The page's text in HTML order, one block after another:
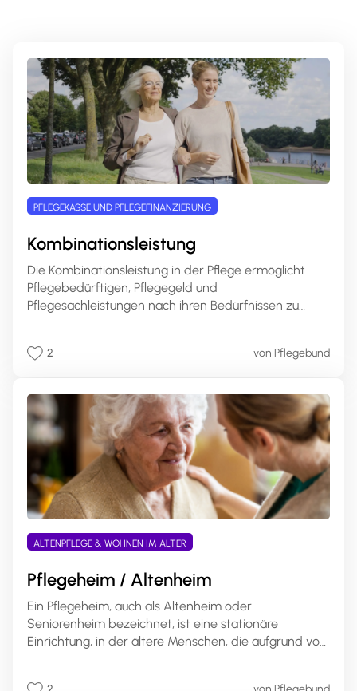
PFLEGEKASSE UND PFLEGEFINANZIERUNG
Kombinationsleistung
Die Kombinationsleistung in der Pflege ermöglicht
Pflegebedürftigen, Pflegegeld und
Pflegesachleistungen nach ihren Bedürfnissen zu
des Pflegegeldes selbst wählen. Ein Antrag bei der
Kostenabrechnung erfolgt direkt mit den
Pflegeleistungserbringern. Dies ermöglicht eine
bessere Anpassung der Pflege an individuelle
Bedürfnisse und Lebenssituationen.
2 von Pflegebund
ALTENPFLEGE & WOHNEN IM ALTER
Pflegeheim / Altenheim
Ein Pflegeheim, auch als Altenheim oder
Seniorenheim bezeichnet, ist eine stationäre
Einrichtung, in der ältere Menschen, die aufgrund von